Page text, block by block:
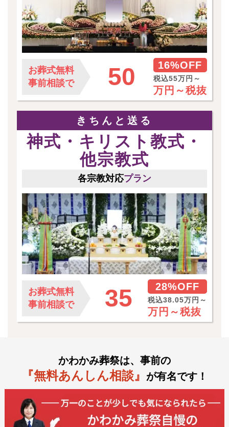
お葬式無料
事前相談で
50 16%OFF
税込55万円～
万円～税抜
きちんと送る
神式・キリスト教式・
他宗教式
各宗教対応プラン
お葬式無料
事前相談で
35 28%OFF
税込38.05万円～
万円～税抜
かわかみ葬祭は、事前の
『無料あんしん相談』 が有名です！